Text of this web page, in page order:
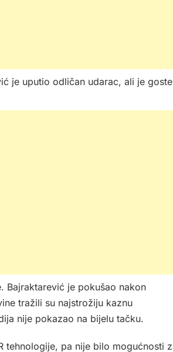
je uputio odličan udarac, ali je goste
Bajraktarević je pokušao nakon
tražili su najstrožiju kaznu
nije pokazao na bijelu tačku.
tehnologije, pa nije bilo mogućnosti